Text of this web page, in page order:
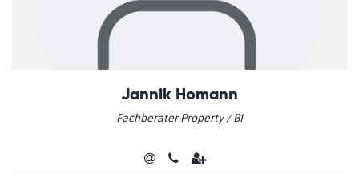
Jannik Homann
Fachberater Property / BI